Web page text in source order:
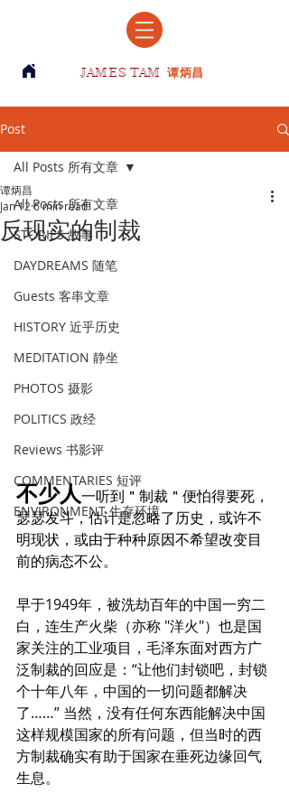
JAMES TAM 谭炳昌
Post
All Posts 所有文章
STORIES 故事
DAYDREAMS 随笔
Guests 客串文章
HISTORY 近乎历史
MEDITATION 静坐
PHOTOS 摄影
POLITICS 政经
Reviews 书影评
COMMENTARIES 短评
ENVIRONMENT 生存环境
All Posts 所有文章
反现实的制裁
谭炳昌
Jan 12 6 min read
不少人一听到＂制裁＂便怕得要死，
瑟瑟发斗，估计是忽略了历史，或许不
明现状，或由于种种原因不希望改变目
前的病态不公。
早于1949年，被洗劫百年的中国一穷二
白，连生产火柴（亦称 "洋火"）也是国
家关注的工业项目，毛泽东面对西方广
泛制裁的回应是：“让他们封锁吧，封锁
个十年八年，中国的一切问题都解决
了……” 当然，没有任何东西能解决中国
这样规模国家的所有问题，但当时的西
方制裁确实有助于国家在垂死边缘回气
生息。